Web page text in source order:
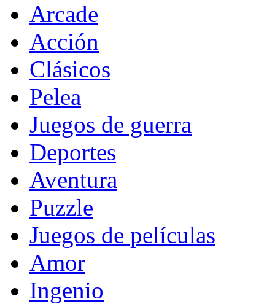
Arcade
Acción
Clásicos
Pelea
Juegos de guerra
Deportes
Aventura
Puzzle
Juegos de películas
Amor
Ingenio